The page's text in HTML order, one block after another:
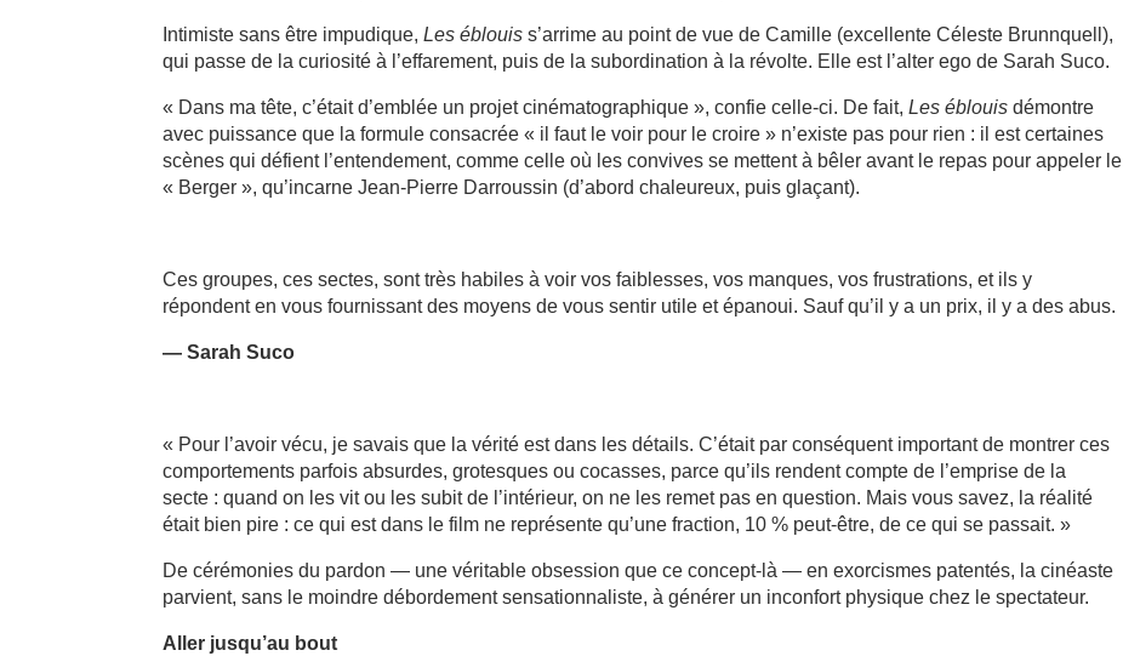
Intimiste sans être impudique,Les éblouis s’arrime au point de vue de Camille (excellente Céleste Brunnquell),
qui passe de la curiosité à l’effarement, puis de la subordination à la révolte. Elle est l’alter ego de Sarah Suco.
« Dans ma tête, c’était d’emblée un projet cinématographique », confie celle-ci. De fait,Les éblouis démontre
avec puissance que la formule consacrée « il faut le voir pour le croire » n’existe pas pour rien : il est certaines
scènes qui défient l’entendement, comme celle où les convives se mettent à bêler avant le repas pour appeler le
« Berger », qu’incarne Jean-Pierre Darroussin (d’abord chaleureux, puis glaçant).
Ces groupes, ces sectes, sont très habiles à voir vos faiblesses, vos manques, vos frustrations, et ils y
répondent en vous fournissant des moyens de vous sentir utile et épanoui. Sauf qu’il y a un prix, il y a des abus.
— Sarah Suco
« Pour l’avoir vécu, je savais que la vérité est dans les détails. C’était par conséquent important de montrer ces
comportements parfois absurdes, grotesques ou cocasses, parce qu’ils rendent compte de l’emprise de la
secte : quand on les vit ou les subit de l’intérieur, on ne les remet pas en question. Mais vous savez, la réalité
était bien pire : ce qui est dans le film ne représente qu’une fraction, 10 % peut-être, de ce qui se passait. »
De cérémonies du pardon — une véritable obsession que ce concept-là — en exorcismes patentés, la cinéaste
parvient, sans le moindre débordement sensationnaliste, à générer un inconfort physique chez le spectateur.
Aller jusqu’au bout